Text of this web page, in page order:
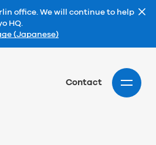
office. We will continue to help
HQ.
(Japanese)
Contact